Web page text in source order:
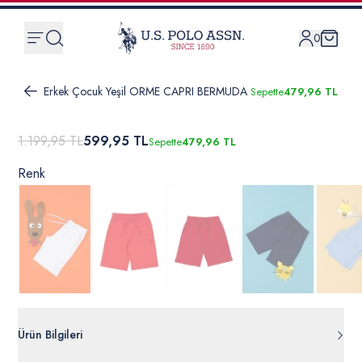
0
Erkek Çocuk Yeşil ORME CAPRI BERMUDA Sepette479,96 TL
1.199,95 TL599,95 TLSepette479,96 TL
Renk
Ürün Bilgileri